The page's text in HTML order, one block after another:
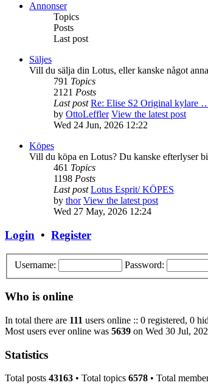
Annonser
Topics
Posts
Last post
Säljes
Vill du sälja din Lotus, eller kanske något
791 Topics
2121 Posts
Last post Re: Elise S2 Original kylare
by OttoLeffler View the latest post
Wed 24 Jun, 2026 12:22
Köpes
Vill du köpa en Lotus? Du kanske efterlyser
461 Topics
1198 Posts
Last post Lotus Esprit/ KÖPES
by thor View the latest post
Wed 27 May, 2026 12:24
Login • Register
Username: Password:
Who is online
In total there are 111 users online :: 0 registered, 0
Most users ever online was 5639 on Wed 30 Jul,
Statistics
Total posts 43163 • Total topics 6578 • Total